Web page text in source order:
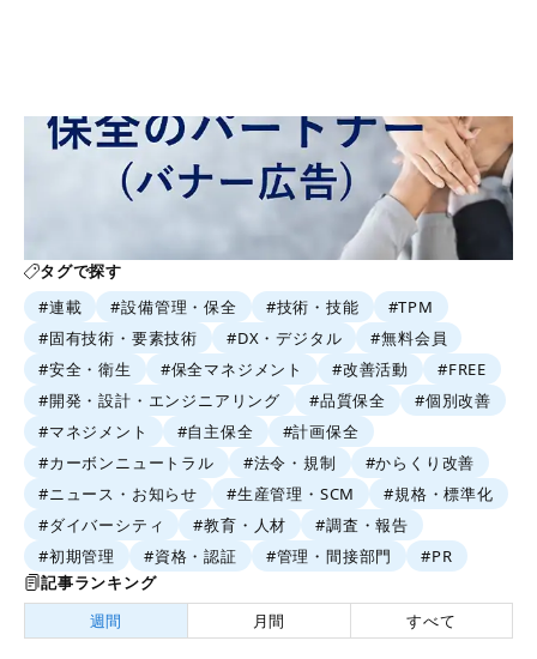
タグで探す
#連載
#設備管理・保全 #技術・技能
#TPM
#固有技術・要素技術
#DX・デジタル
#無料会員
#安全・衛生
#保全マネジメント #改善活動
#FREE
#開発・設計・エンジニアリング
#品質保全
#個別改善
#マネジメント
#自主保全
#計画保全
#カーボンニュートラル
#法令・規制
#からくり改善
#ニュース・お知らせ
#生産管理・SCM
#規格・標準化
#ダイバーシティ
#教育・人材
#調査・報告
#初期管理
#資格・認証 #管理・間接部門
#PR
記事ランキング
週間
月間 すべて